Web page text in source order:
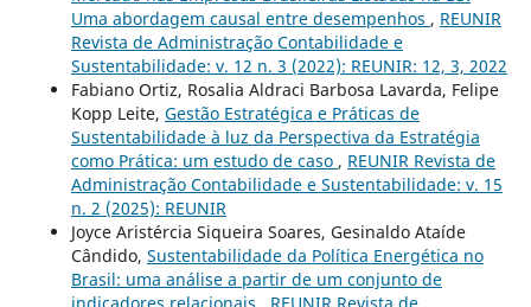
Uma abordagem causal entre desempenhos , REUNIR
Revista de Administração Contabilidade e
Sustentabilidade: v. 12 n. 3 (2022): REUNIR: 12, 3, 2022
Fabiano Ortiz, Rosalia Aldraci Barbosa Lavarda, Felipe
Kopp Leite, Gestão Estratégica e Práticas de
Sustentabilidade à luz da Perspectiva da Estratégia
como Prática: um estudo de caso , REUNIR Revista de
Administração Contabilidade e Sustentabilidade: v. 15
n. 2 (2025): REUNIR
Joyce Aristércia Siqueira Soares, Gesinaldo Ataíde
Cândido, Sustentabilidade da Política Energética no
Brasil: uma análise a partir de um conjunto de